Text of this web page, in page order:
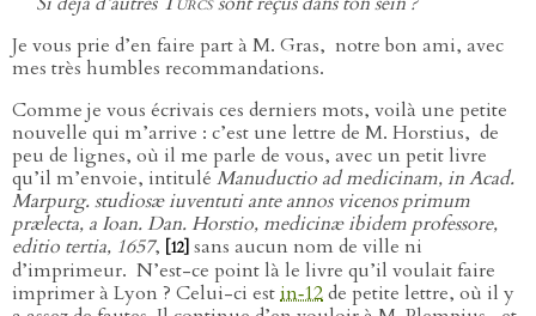
Je vous prie d’en faire part à M. Gras, notre bon ami, avec
mes très humbles recommandations.
Comme je vous écrivais ces derniers mots, voilà une petite
nouvelle qui m’arrive : c’est une lettre de M. Horstius, de
peu de lignes, où il me parle de vous, avec un petit livre
qu’il m’envoie, intitulé Manuductio ad medicinam, in Acad.
Marpurg. studiosæ iuventuti ante annos vicenos primum
prælecta, a Ioan. Dan. Horstio, medicinæ ibidem professore,
editio tertia, 1657, [12] sans aucun nom de ville ni
d’imprimeur. N’est-ce point là le livre qu’il voulait faire
imprimer à Lyon ? Celui-ci estin‑12de petite lettre, où il y